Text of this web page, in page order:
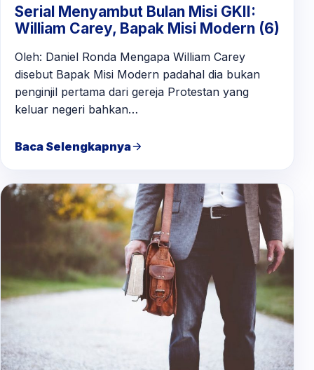
Serial Menyambut Bulan Misi GKII:
William Carey, Bapak Misi Modern (6)
Oleh: Daniel Ronda Mengapa William Carey
disebut Bapak Misi Modern padahal dia bukan
penginjil pertama dari gereja Protestan yang
keluar negeri bahkan…
Baca Selengkapnya